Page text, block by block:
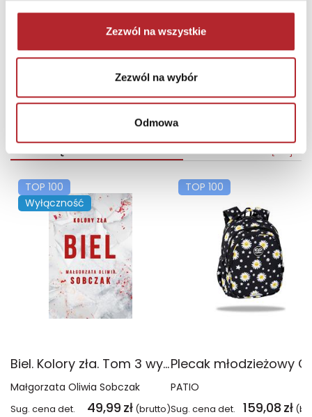
Zezwól na wszystkie
Zezwól na wybór
Odmowa
Puzzle 24 Moto Traktor CzuCzu
Bright Junior Media
69,90 (brutto)
Zaloguj się, aby kupić
NAJCZĘŚCIEJ KUPOWANE zobacz więcej
TOP 100
Wyłączność
Biel. Kolory zła. Tom 3 wyd. 2025
Małgorzata Oliwia Sobczak
Sug. cena det. 49,99 zł (brutto)
TOP 100
PATIO
Sug. cena det. 159,08 zł